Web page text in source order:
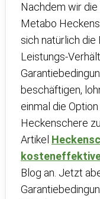
Nachdem wir
Metabo
sich natürlich die
Leistungs-
beschäftigen,
einmal die
Heckenschere
Artikel
Blog an. Jetzt